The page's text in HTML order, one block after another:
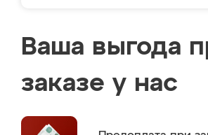
Ваша выгода
заказе у нас